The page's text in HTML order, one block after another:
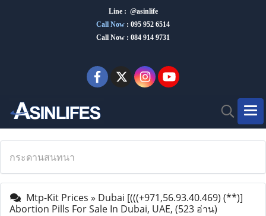
Line : @asinlife
Call Now : 095 952 6514
Call Now : 084 914 9731
กระดานสนทนา
Mtp-Kit Prices » Dubai [(((+971,56.93.40.469) (**)]
Abortion Pills For Sale In Dubai, UAE, (523 อ่าน)